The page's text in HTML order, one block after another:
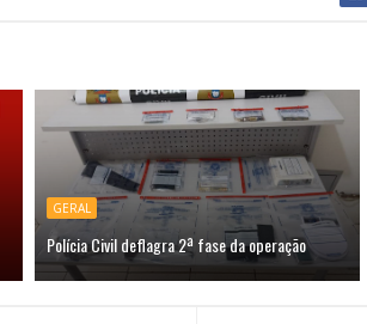
GERAL
Polícia Civil deflagra 2ª fase da operação